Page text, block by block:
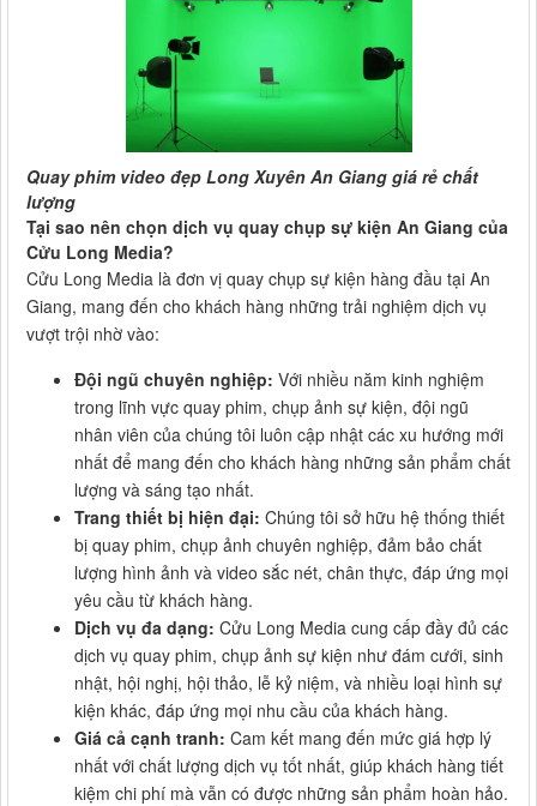
Quay phim video đẹp Long Xuyên An Giang giá rẻ chất
lượng
Tại sao nên chọn dịch vụ quay chụp sự kiện An Giang của
Cửu Long Media?
Cửu Long Media là đơn vị quay chụp sự kiện hàng đầu tại An
Giang, mang đến cho khách hàng những trải nghiệm dịch vụ
vượt trội nhờ vào:
Đội ngũ chuyên nghiệp: Với nhiều năm kinh nghiệm
trong lĩnh vực quay phim, chụp ảnh sự kiện, đội ngũ
nhân viên của chúng tôi luôn cập nhật các xu hướng mới
nhất để mang đến cho khách hàng những sản phẩm chất
lượng và sáng tạo nhất.
Trang thiết bị hiện đại: Chúng tôi sở hữu hệ thống thiết
bị quay phim, chụp ảnh chuyên nghiệp, đảm bảo chất
lượng hình ảnh và video sắc nét, chân thực, đáp ứng mọi
yêu cầu từ khách hàng.
Dịch vụ đa dạng: Cửu Long Media cung cấp đầy đủ các
dịch vụ quay phim, chụp ảnh sự kiện như đám cưới, sinh
nhật, hội nghị, hội thảo, lễ kỷ niệm, và nhiều loại hình sự
kiện khác, đáp ứng mọi nhu cầu của khách hàng.
Giá cả cạnh tranh: Cam kết mang đến mức giá hợp lý
nhất với chất lượng dịch vụ tốt nhất, giúp khách hàng tiết
kiệm chi phí mà vẫn có được những sản phẩm hoàn hảo.